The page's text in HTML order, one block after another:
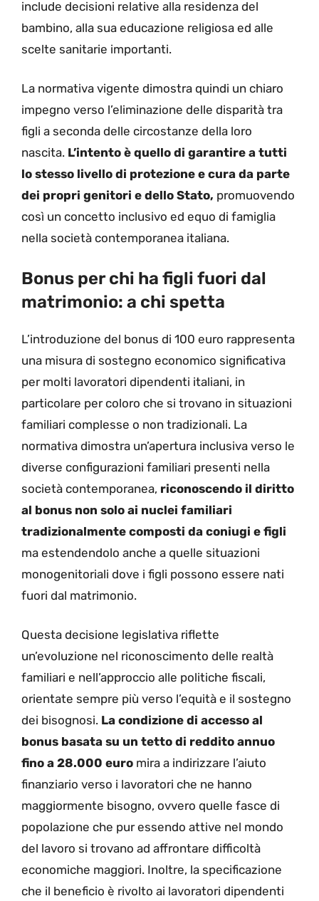
include decisioni relative alla residenza del
bambino, alla sua educazione religiosa ed alle
scelte sanitarie importanti.
La normativa vigente dimostra quindi un chiaro
impegno verso l’eliminazione delle disparità tra
figli a seconda delle circostanze della loro
nascita. L’intento è quello di garantire a tutti
lo stesso livello di protezione e cura da parte
dei propri genitori e dello Stato, promuovendo
così un concetto inclusivo ed equo di famiglia
nella società contemporanea italiana.
Bonus per chi ha figli fuori dal
matrimonio: a chi spetta
L’introduzione del bonus di 100 euro rappresenta
una misura di sostegno economico significativa
per molti lavoratori dipendenti italiani, in
particolare per coloro che si trovano in situazioni
familiari complesse o non tradizionali. La
normativa dimostra un’apertura inclusiva verso le
diverse configurazioni familiari presenti nella
società contemporanea, riconoscendo il diritto
al bonus non solo ai nuclei familiari
tradizionalmente composti da coniugi e figli
ma estendendolo anche a quelle situazioni
monogenitoriali dove i figli possono essere nati
fuori dal matrimonio.
Questa decisione legislativa riflette
un’evoluzione nel riconoscimento delle realtà
familiari e nell’approccio alle politiche fiscali,
orientate sempre più verso l’equità e il sostegno
dei bisognosi. La condizione di accesso al
bonus basata su un tetto di reddito annuo
fino a 28.000 euro mira a indirizzare l’aiuto
finanziario verso i lavoratori che ne hanno
maggiormente bisogno, ovvero quelle fasce di
popolazione che pur essendo attive nel mondo
del lavoro si trovano ad affrontare difficoltà
economiche maggiori. Inoltre, la specificazione
che il beneficio è rivolto ai lavoratori dipendenti